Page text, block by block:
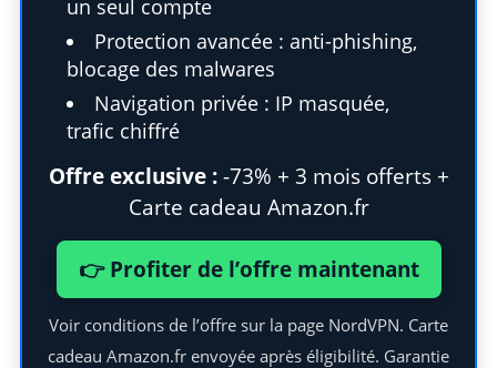
un seul compte
Protection avancée : anti-phishing,
blocage des malwares
Navigation privée : IP masquée,
trafic chiffré
Offre exclusive :-73% + 3 mois offerts +
Carte cadeau Amazon.fr
👉 Profiter de l’offre maintenant
Voir conditions de l’offre sur la page NordVPN. Carte
cadeau Amazon.fr envoyée après éligibilité. Garantie